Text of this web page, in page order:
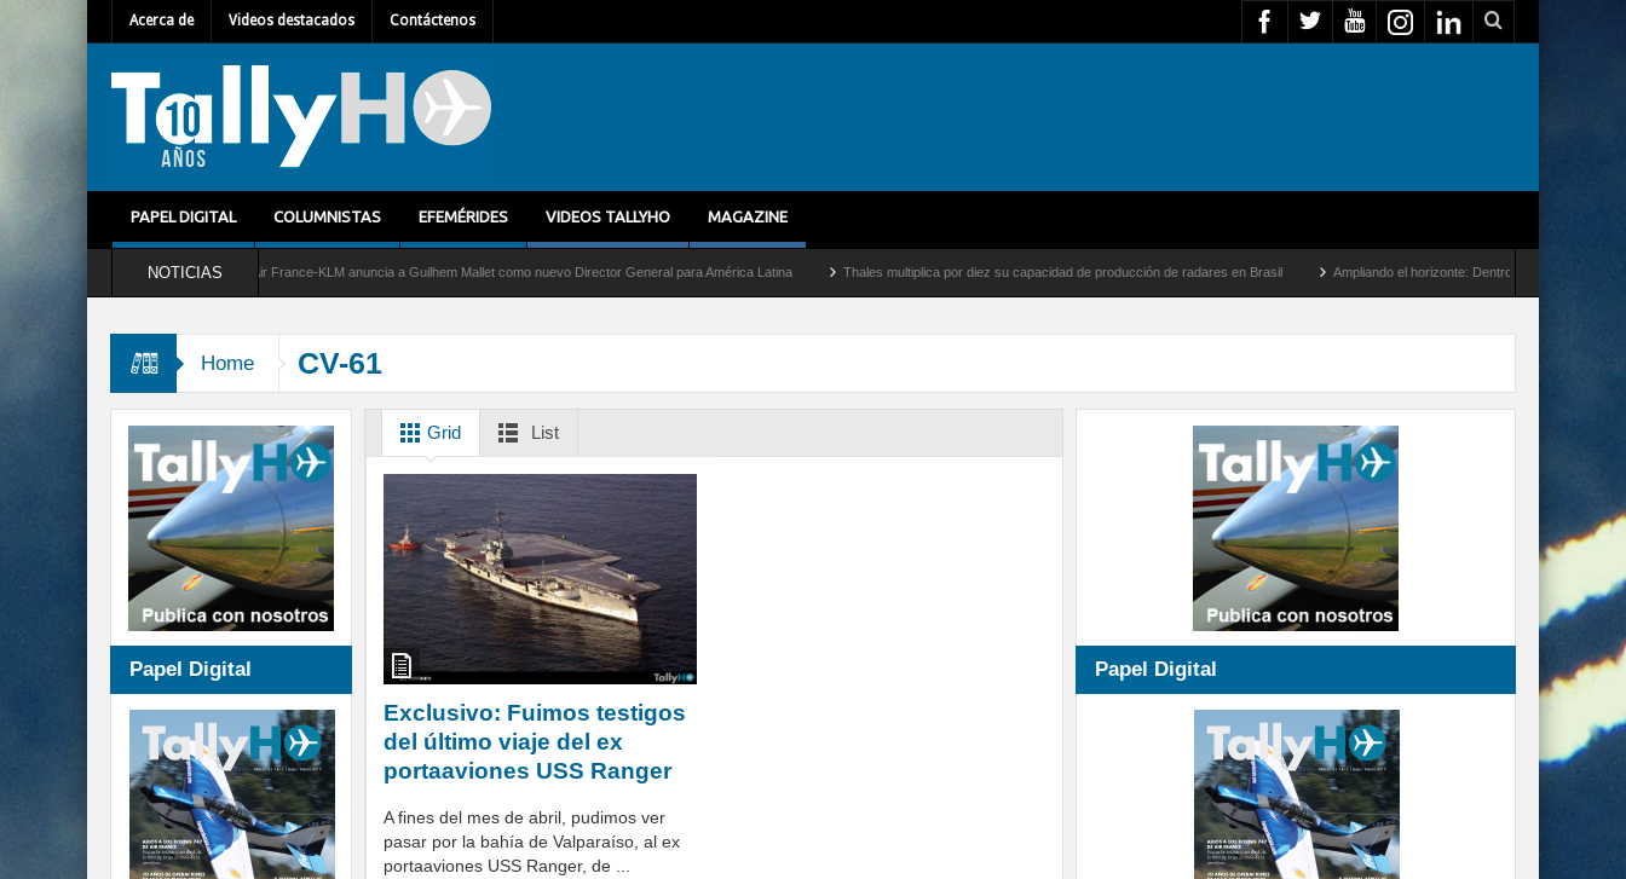
Acerca de Videos destacados Contáctenos
PAPEL DIGITAL COLUMNISTAS EFEMÉRIDES VIDEOS TALLYHO MAGAZINE
NOTICIAS
al C-2 Greyhound Air France-KLM anuncia a Guilhem Mallet como nuevo Director General para América Latina Thales multiplica por diez su capacidad de producción de radares en Brasil Ampliando el horizonte: Dentro del vuelo de desarrollo
Home CV-61
Grid List
Exclusivo: Fuimos testigos
del último viaje del ex
portaaviones USS Ranger
A fines del mes de abril, pudimos ver
pasar por la bahía de Valparaíso, al ex
portaaviones USS Ranger, de ...
Papel Digital Papel Digital